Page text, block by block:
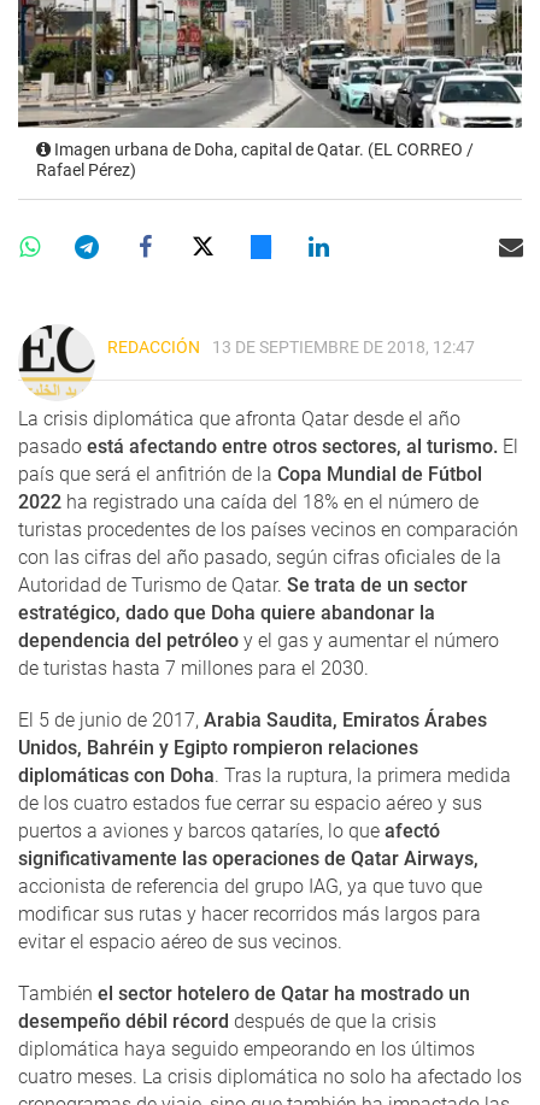
Imagen urbana de Doha, capital de Qatar. (EL CORREO /
Rafael Pérez)
REDACCIÓN 13 DE SEPTIEMBRE DE 2018, 12:47
La crisis diplomática que afronta Qatar desde el año
pasado está afectando entre otros sectores, al turismo. El
país que será el anfitrión de la Copa Mundial de Fútbol
2022 ha registrado una caída del 18% en el número de
turistas procedentes de los países vecinos en comparación
con las cifras del año pasado, según cifras oficiales de la
Autoridad de Turismo de Qatar. Se trata de un sector
estratégico, dado que Doha quiere abandonar la
dependencia del petróleo y el gas y aumentar el número
de turistas hasta 7 millones para el 2030.
El 5 de junio de 2017, Arabia Saudita, Emiratos Árabes
Unidos, Bahréin y Egipto rompieron relaciones
diplomáticas con Doha. Tras la ruptura, la primera medida
de los cuatro estados fue cerrar su espacio aéreo y sus
puertos a aviones y barcos qataríes, lo que afectó
significativamente las operaciones de Qatar Airways,
accionista de referencia del grupo IAG, ya que tuvo que
modificar sus rutas y hacer recorridos más largos para
evitar el espacio aéreo de sus vecinos.
También el sector hotelero de Qatar ha mostrado un
desempeño débil récord después de que la crisis
diplomática haya seguido empeorando en los últimos
cuatro meses. La crisis diplomática no solo ha afectado los